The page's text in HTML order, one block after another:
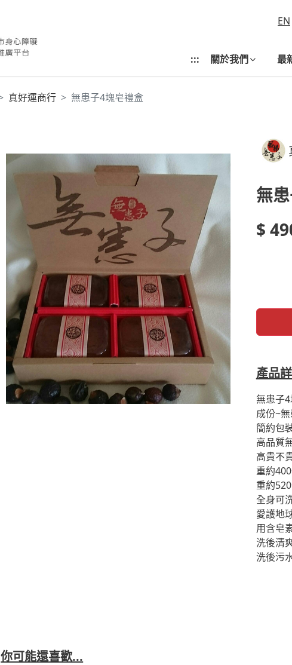
EN
::: 關於我們 最
真好運商行 無患子4塊皂禮盒
無
$
產品
無患子
成份~
簡約包
高品質
高貴不
重約
重約
全身可
愛護地
用含皂
洗後清
洗後污
你可能還喜歡...